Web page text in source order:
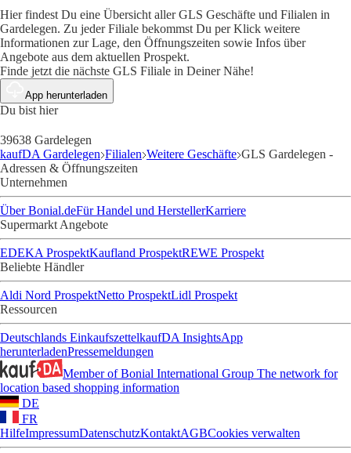
Hier findest Du eine Übersicht aller GLS Geschäfte und Filialen in
Gardelegen. Zu jeder Filiale bekommst Du per Klick weitere
Informationen zur Lage, den Öffnungszeiten sowie Infos über
Angebote aus dem aktuellen Prospekt.
Finde jetzt die nächste GLS Filiale in Deiner Nähe!
App herunterladen
Du bist hier
39638 Gardelegen
kaufDA Gardelegen Filialen Weitere Geschäfte GLS Gardelegen -
Adressen & Öffnungszeiten
Unternehmen
Über Bonial.deFür Handel und HerstellerKarriere
Supermarkt Angebote
EDEKA ProspektKaufland ProspektREWE Prospekt
Beliebte Händler
Aldi Nord ProspektNetto ProspektLidl Prospekt
Ressourcen
Deutschlands EinkaufszettelkaufDA InsightsApp
herunterladenPressemeldungen
Member of Bonial International Group The network for
location based shopping information
DE
FR
HilfeImpressumDatenschutzKontaktAGBCookies verwalten